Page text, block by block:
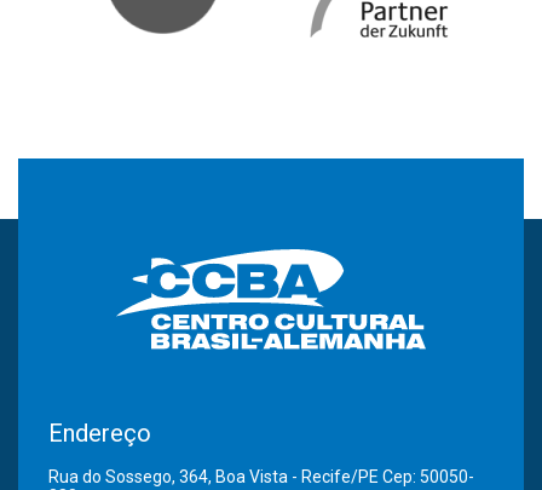
Endereço
Rua do Sossego, 364, Boa Vista - Recife/PE Cep: 50050-